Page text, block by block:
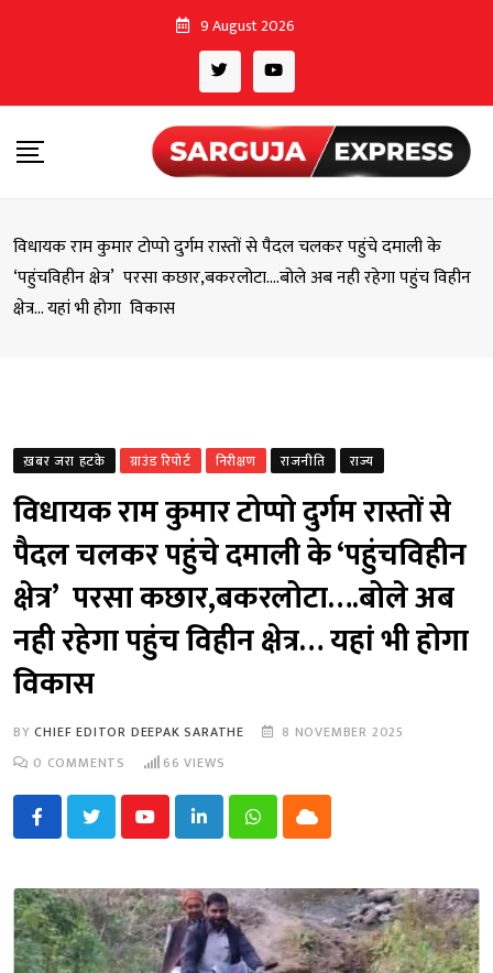
9 August 2026
विधायक राम कुमार टोप्पो दुर्गम रास्तों से पैदल चलकर पहुंचे दमाली के
‘पहुंचविहीन क्षेत्र’ परसा कछार,बकरलोटा….बोले अब नही रहेगा पहुंच विहीन
क्षेत्र… यहां भी होगा विकास
ख़बर जरा हटके ग्राउंड रिपोर्ट निरीक्षण राजनीति राज्य
विधायक राम कुमार टोप्पो दुर्गम रास्तों से
पैदल चलकर पहुंचे दमाली के ‘पहुंचविहीन
क्षेत्र’ परसा कछार,बकरलोटा….बोले अब
नही रहेगा पहुंच विहीन क्षेत्र… यहां भी होगा
विकास
BYCHIEF EDITOR DEEPAK SARATHE
8 NOVEMBER 2025
0 COMMENTS 66 VIEWS
YoutubeLinkedInWhatsappCloud